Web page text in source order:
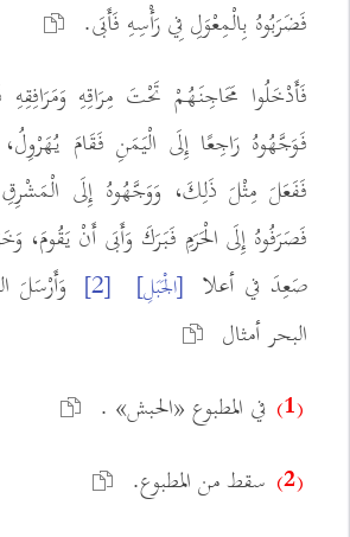
فَضَرَبُوهُ بِالْمِعْوَلِ فِي رَأْسِهِ فَأَبَى.
فَأَدْخَلُوا مَحَاجِنَهُمْ تَحْتَ مِرَاقِهِ وَمَرَافِقِهِ
فَوَجَّهُوهُ رَاجِعًا إِلَى الْيَمَنِ فَقَامَ
فَفَعَلَ مِثْلَ ذَلِكَ، وَوَجَّهُوهُ إِلَى
فَصَرَفُوهُ إِلَى الْحَرَمِ فَبَرَكَ وَأَبَى أَنْ
صَعِدَ في أعلا [الْجَبَلِ] [2]
وَأَرْسَلَ
البحر أمثال
(1) في المطبوع «الحبش» .
(2) سقط من المطبوع.